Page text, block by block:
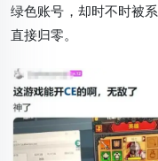
绿色账号，却时不时被
直接归零。